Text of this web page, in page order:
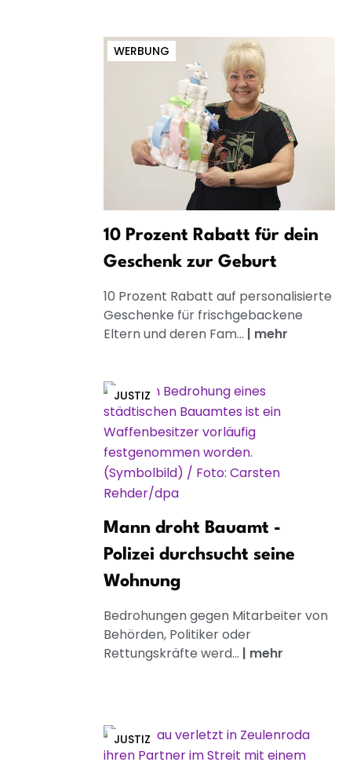
WERBUNG
10 Prozent Rabatt für dein
Geschenk zur Geburt
10 Prozent Rabatt auf personalisierte
Geschenke für frischgebackene
Eltern und deren Fam... | mehr
JUSTIZ
Mann droht Bauamt -
Polizei durchsucht seine
Wohnung
Bedrohungen gegen Mitarbeiter von
Behörden, Politiker oder
Rettungskräfte werd... | mehr
JUSTIZ